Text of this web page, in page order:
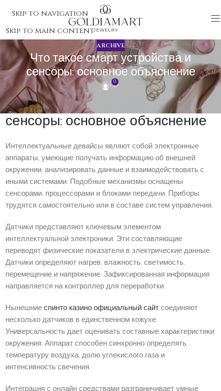
Skip to navigation
Skip to main content
ARCHIVE
Что такое смарт устройства и
сенсоры: основное объяснение
0
Что такое смарт устройства и
сенсоры: основное объяснение
Интеллектуальные девайсы являют собой электронные
аппараты, умеющие получать информацию об внешней
окружении, анализировать данные и взаимодействовать с
иными системами. Подобные механизмы оснащены
сенсорами, процессорами и блоками передачи. Приборы
трудятся самостоятельно или в составе систем управления.
Датчики представляют ключевым элементом
интеллектуальной электроники. Эти составляющие
переводят физические показатели в электрические данные.
Датчики определяют нагрев, влажность, светимость,
перемещение и напряжение. Зафиксированная информация
направляется на контроллер для переработки.
Нынешниеспинто казино официальный сайтсоединяют
несколько датчиков в единственном кожухе.
Универсальность дает оценивать составные характеристики
окружения. Аппарат способен синхронно определять
температуру воздуха, долю углекислого газа и
интенсивность свечения.